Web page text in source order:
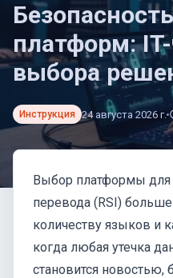
платформ:
выбора
Инструкция 24 августа 2026 г.
Выбор платформы для
перевода (RSI)
количеству языков и
когда любая утечка
становится новостью,